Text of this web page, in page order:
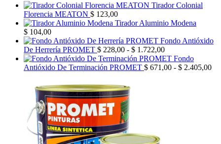
Tirador Colonial
Florencia MEATON $ 123,00
Tirador Aluminio Modena
$ 104,00
Fondo Antióxido
De Herrería PROMET $ 228,00 - $ 1.722,00Rango
de
precios:
Fondo
Antióxido De Terminación PROMET $ 671,00 - $ 2.405,00